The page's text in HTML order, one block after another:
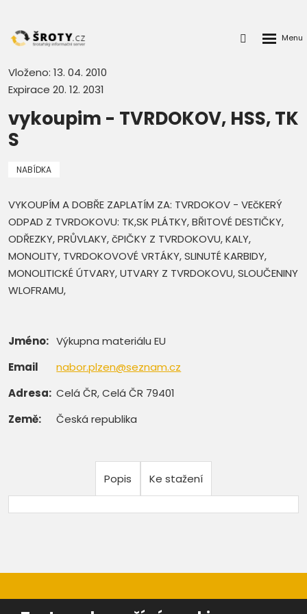
Přihlášení
Vloženo: 13. 04. 2010
Expirace 20. 12. 2031
vykoupim - TVRDOKOV, HSS, TK
S
NABÍDKA
VYKOUPÍM A DOBŘE ZAPLATÍM ZA: TVRDOKOV - VEčKERÝ
ODPAD Z TVRDOKOVU: TK,SK PLÁTKY, BŘITOVÉ DESTIČKY,
ODŘEZKY, PRŮVLAKY, čPIČKY Z TVRDOKOVU, KALY,
MONOLITY, TVRDOKOVOVÉ VRTÁKY, SLINUTÉ KARBIDY,
MONOLITICKÉ ÚTVARY, UTVARY Z TVRDOKOVU, SLOUČENINY
WLOFRAMU,
Jméno: Výkupna materiálu EU
Email
nabor.plzen@seznam.cz
Adresa: Celá ČR, Celá ČR 79401
Země:
Česká republika
Popis Ke stažení